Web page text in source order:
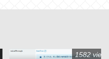
1582